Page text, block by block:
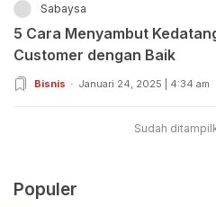
Sabaysa
5 Cara Menyambut
Customer dengan Baik
Bisnis Januari 24, 2025 | 4:34 am
Sudah
Populer